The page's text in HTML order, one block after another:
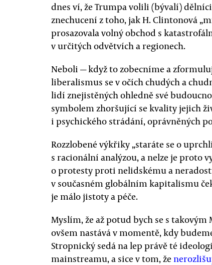
dnes ví, že Trumpa volili (bývalí)
znechucení z toho, jak H. Clintonová
prosazovala volný obchod s
v určitých odvětvích a regionech.
Neboli — když to zobecníme a
liberalismus se v očích chudých a
lidí znejistěných ohledně své
symbolem zhoršující se kvality jejich
i psychického strádání, oprávněných
Rozzlobené výkřiky „staráte se o
s racionální analýzou, a nelze je proto
o protesty proti nelidskému a
v současném globálním kapitalismu
je málo jistoty a péče.
Myslím, že až potud bych se s
ovšem nastává v momentě, kdy
Stropnický sedá na lep právě té
mainstreamu, a sice v tom, že